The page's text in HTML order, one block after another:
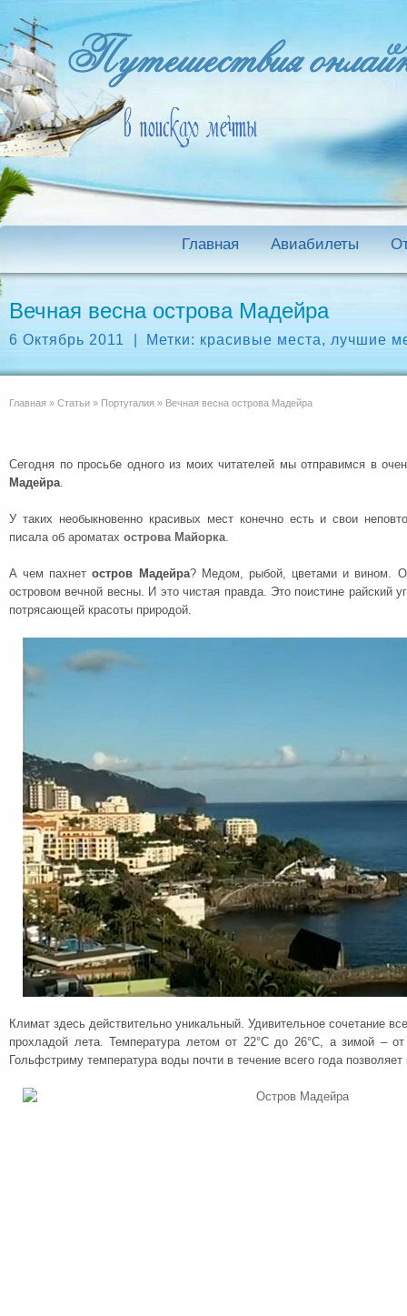
Главная Авиабилеты
Вечная весна острова Мадейра
6 Октябрь 2011 Метки: красивые места, лучшие
Главная » Статьи » Португалия » Вечная весна острова Мадейра
Сегодня по просьбе одного из моих читателей мы отправимся в
Мадейра.
У таких необыкновенно красивых мест конечно есть и свои
писала об ароматах острова Майорка.
А чем пахнетостров Мадейра? Медом, рыбой, цветами и вином.
островом вечной весны. И это чистая правда. Это поистине райский
потрясающей красоты природой.
Климат здесь действительно уникальный. Удивительное сочетание
прохладой лета. Температура летом от 22°С до 26°С, а зимой –
Гольфстриму температура воды почти в течение всего года позволяет